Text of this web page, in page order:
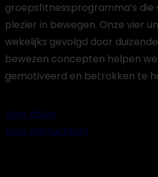
groepsfitnessprogramma’s
plezier in bewegen. Onze vier
wekelijks gevolgd door
bewezen concepten helpen
gemotiveerd en betrokken te
Voor clubs
Voor instructeurs